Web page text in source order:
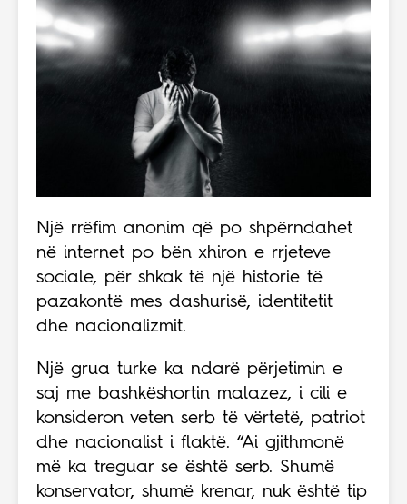
Një rrëfim anonim që po shpërndahet
në internet po bën xhiron e rrjeteve
sociale, për shkak të një historie të
pazakontë mes dashurisë, identitetit
dhe nacionalizmit.
Një grua turke ka ndarë përjetimin e
saj me bashkëshortin malazez, i cili e
konsideron veten serb të vërtetë, patriot
dhe nacionalist i flaktë. “Ai gjithmonë
më ka treguar se është serb. Shumë
konservator, shumë krenar, nuk është tip